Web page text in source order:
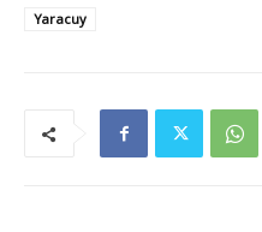
Yaracuy